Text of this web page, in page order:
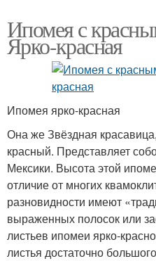
Ипомея с
Ярко-красная
Ипомея ярко-красная
Она же Звёздная
красный. Представляет
Мексики. Высота этой
отличие от многих
разновидности имеют
выраженных полосок или
листьев ипомеи ярко-
листья достаточно